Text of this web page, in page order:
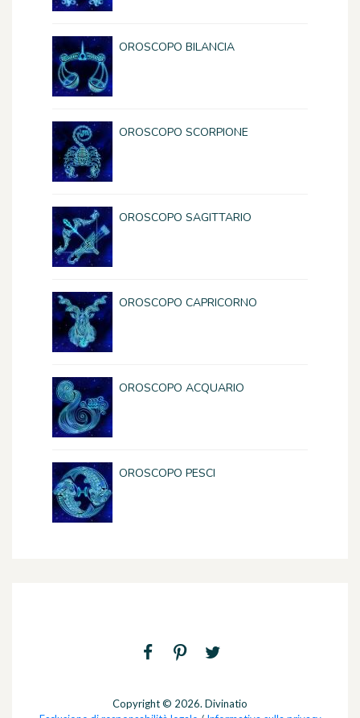
OROSCOPO BILANCIA
OROSCOPO SCORPIONE
OROSCOPO SAGITTARIO
OROSCOPO CAPRICORNO
OROSCOPO ACQUARIO
OROSCOPO PESCI
Copyright © 2026. Divinatio